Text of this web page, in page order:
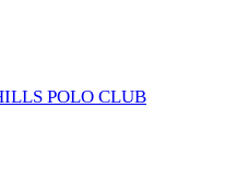
POLO CLUB